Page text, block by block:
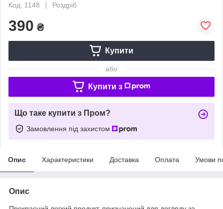
Код: 1148
Роздріб
390 ₴
Купити
або
Купити з
Що таке купити з Пром?
Замовлення під захистом
Опис Характеристики Доставка Оплата Умови
Опис